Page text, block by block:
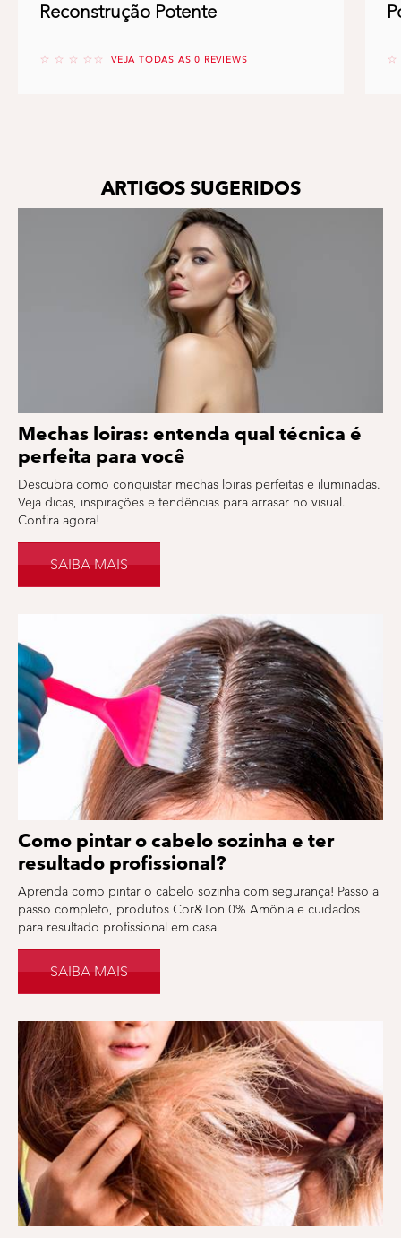
Reconstrução Potente
No reviews VEJA TODAS AS 0 REVIEWS
ARTIGOS SUGERIDOS
Mechas loiras: entenda qual técnica é
perfeita para você
Descubra como conquistar mechas loiras perfeitas e iluminadas.
Veja dicas, inspirações e tendências para arrasar no visual.
Confira agora!
SAIBA MAIS
Como pintar o cabelo sozinha e ter
resultado profissional?
Aprenda como pintar o cabelo sozinha com segurança! Passo a
passo completo, produtos Cor&Ton 0% Amônia e cuidados
para resultado profissional em casa.
SAIBA MAIS